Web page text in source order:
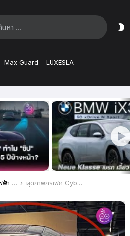
Max Guard LUXESLA
าสุด ผุดภาพกราฟิก Cybertruck รุ่น 2 ประตูคันเล็กที่ Elon Musk เคยเผยไว้ว่าอยากจะทำ